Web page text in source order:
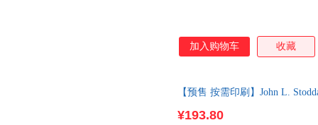
加入购物车 收藏
【预售 按需印刷】John L.
¥193.80